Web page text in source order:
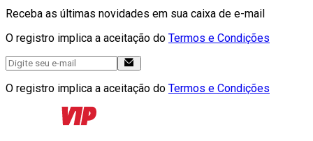
Receba as últimas novidades em sua caixa de e-mail
O registro implica a aceitação do Termos e Condições
O registro implica a aceitação do Termos e Condições